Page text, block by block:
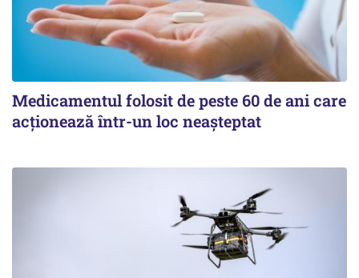
Medicamentul folosit de peste 60 de ani care
acționează într-un loc neașteptat